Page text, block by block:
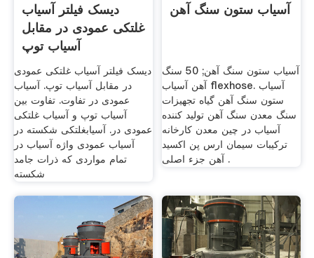
دیسک فیلتر آسیاب
غلتکی عمودی در مقابل
آسیاب توپ
دیسک فیلتر آسیاب غلتکی عمودی
در مقابل آسیاب توپ. آسیاب
عمودی در تفاوت. تفاوت بین
آسیاب توپ و آسیاب غلتکی
عمودی در. آسیابغلتکی شکسته در
آسیاب عمودی واژه آسیاب در
تمام مواردی که ذرات جامد
شکسته
آسیاب ستون سنگ آهن
آسیاب ستون سنگ آهن; 50 سنگ
آهن آسیاب flexhose. آسیاب
ستون سنگ آهن گیاه تجهیزات
سنگ معدن سنگ آهن تولید کننده
آسیاب در چین معدن کارخانه
ترکیبات سیمان ارس پن اکسید
آهن جزء اصلی .